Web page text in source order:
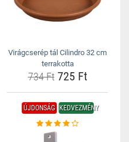
Virágcserép tál Cilindro 32 cm
terrakotta
734 Ft725 Ft
ÚJDONSÁG KEDVEZMÉNY